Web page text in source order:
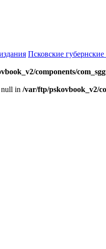
Псковские губернские
components/
in /var/ftp/pskovbook_v2/